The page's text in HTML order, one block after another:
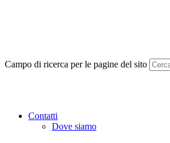
Campo di ricerca per le pagine del sito
Contatti
Dove siamo